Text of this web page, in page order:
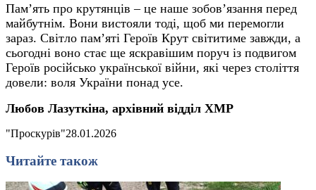
Пам’ять про крутянців – це наше зобов’язання перед
майбутнім. Вони вистояли тоді, щоб ми перемогли
зараз. Світло пам’яті Героїв Крут світитиме завжди, а
сьогодні воно стає ще яскравішим поруч із подвигом
Героїв російсько української війни, які через століття
довели: воля України понад усе.
Любов Лазуткіна, архівний відділ ХМР
"Проскурів"28.01.2026
Читайте також